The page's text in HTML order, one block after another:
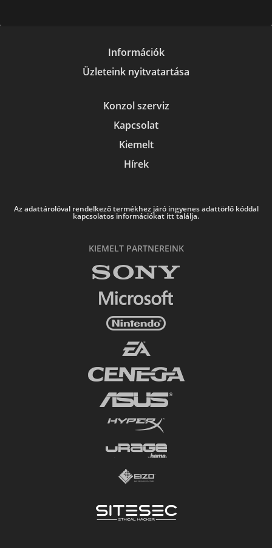
Információk
Üzleteink nyitvatartása
Konzol szerviz
Kapcsolat
Kiemelt
Hírek
Az adattárolóval rendelkező termékhez járó ingyenes adattörlő kóddal
kapcsolatos információkat itt találja.
KIEMELT PARTNEREINK